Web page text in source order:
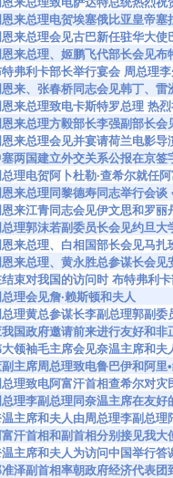
来总理电贺埃塞俄比亚皇帝
来总理会见古巴新任驻华大使
来总理、姬鹏飞代部长会见
弗利卡部长举行宴会 周总理
来、张春桥同志会见韩丁、
来总理致电卡斯特罗总理 热
来总理方毅部长李强副部长
来总理会见并宴请荷兰电影
两国建立外交关系公报在京
理电贺阿卜杜勒·查希尔就任
来总理同黎德寿同志举行会
来江青同志会见伊文思和罗
理郭沫若副委员长会见约旦
来总理、白相国部长会见马
来总理、黄永胜总参谋长会
束对我国的访问时 布特弗利
理会见詹·赖斯顿和夫人
理黄总参谋长李副总理郭副
我国政府邀请前来进行友好和
领袖毛主席会见奈温主席和
主席周总理致电鲁巴伊和阿
理致电阿富汗首相查希尔对
理李副总理同奈温主席在友好
主席和夫人由周总理李副总
富汗首相和副首相分别接见我
主席和夫人为访问中国举行
准泽副首相率朝政府经济代表